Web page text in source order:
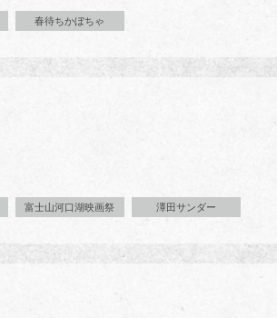
春待ちかぼちゃ
富士山河口湖映画祭 澤田サンダー